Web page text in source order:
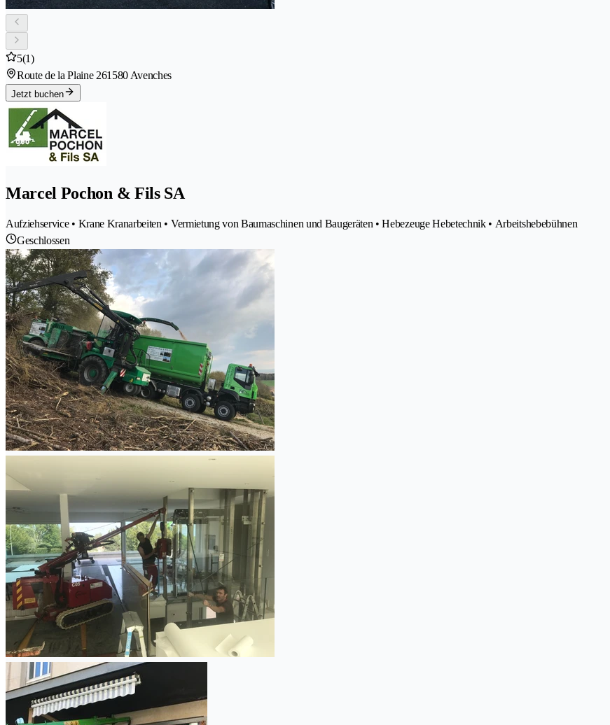
5(1)
Route de la Plaine 261580 Avenches
Jetzt buchen
Marcel Pochon & Fils SA
Aufziehservice • Krane Kranarbeiten • Vermietung von Baumaschinen und Baugeräten • Hebezeuge Hebetechnik • Arbeitshebebühnen
Geschlossen